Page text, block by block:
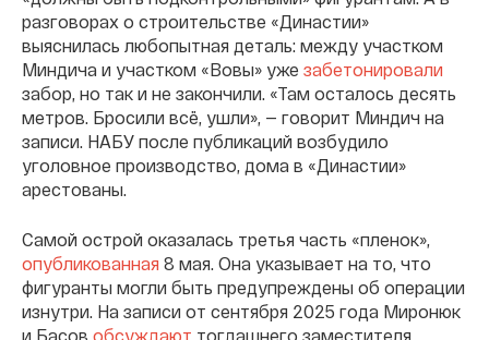
разговорах о строительстве «Династии»
выяснилась любопытная деталь: между участком
Миндича и участком «Вовы» уже забетонировали
забор, но так и не закончили. «Там осталось десять
метров. Бросили всё, ушли», — говорит Миндич на
записи. НАБУ после публикаций возбудило
уголовное производство, дома в «Династии»
арестованы.
Самой острой оказалась третья часть «пленок»,
опубликованная 8 мая. Она указывает на то, что
фигуранты могли быть предупреждены об операции
изнутри. На записи от сентября 2025 года Миронюк
и Басов обсуждают тогдашнего заместителя